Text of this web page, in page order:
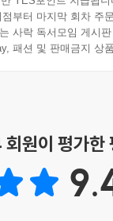
땐 - swishy, swash!
splosh
squerch!
trip!
부터 마지막 회차 주
사락 독서모임 게시
패션 및 판매금지 상
원이 평가한